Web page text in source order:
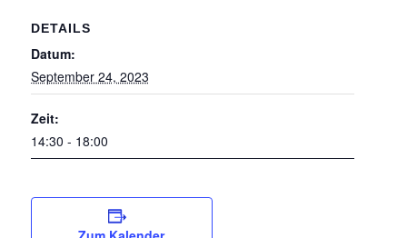
DETAILS
Datum:
September 24, 2023
Zeit:
14:30 - 18:00